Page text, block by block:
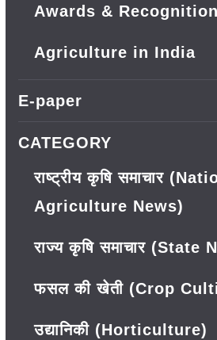
Awards & Recognition
Agriculture in India
E-paper
CATEGORY
राष्ट्रीय कृषि समाचार
Agriculture News)
राज्य कृषि समाचार (State
फसल की खेती (Crop
उद्यानिकी (Horticulture)